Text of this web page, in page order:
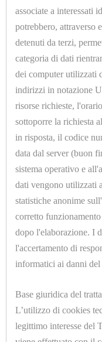
HOME
ACCESSORI
DI
CONSUMO
associate a interessati
potrebbero, attraverso
detenuti da terzi,
categoria di dati
dei computer utilizzati
indirizzi in notazione
risorse richieste,
sottoporre la richiesta
in risposta, il codice
data dal server (buon
sistema operativo e
dati vengono utilizzati
statistiche anonime
corretto
dopo l'elaborazione. I
l'accertamento di
informatici ai danni del
Base giuridica del
L’utilizzo di cookies
legittimo interesse del